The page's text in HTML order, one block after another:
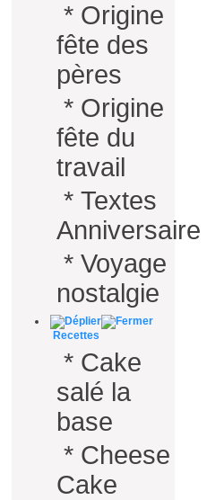
* Origine
fête des
pères
* Origine
fête du
travail
* Textes
Anniversaire
* Voyage
nostalgie
Recettes
* Cake
salé la
base
* Cheese
Cake